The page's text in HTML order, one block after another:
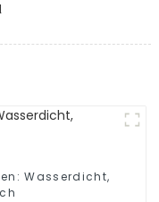
Wasserdicht,